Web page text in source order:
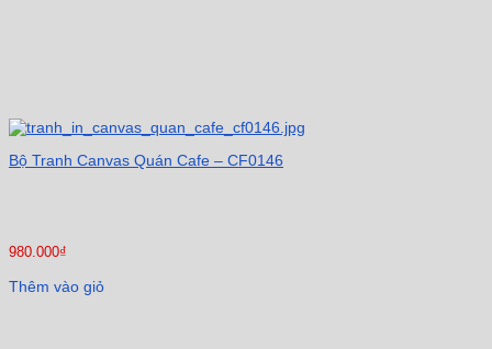
Bộ Tranh Canvas Quán Cafe – CF0146
980.000₫
Thêm vào giỏ